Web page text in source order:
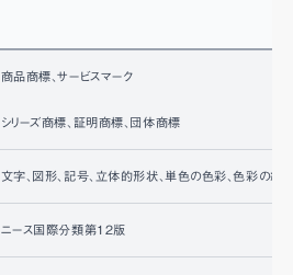
商品商標、サービスマーク
シリーズ商標、証明商標、団体商標
文字、図形、記号、立体的形状、単色の色彩、色彩の組
ニース国際分類第12版